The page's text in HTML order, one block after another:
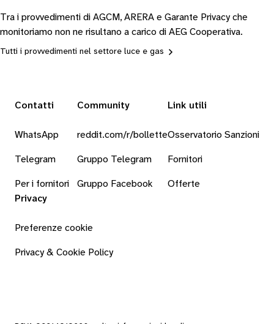
Tra i provvedimenti di AGCM, ARERA e Garante Privacy che
monitoriamo non ne risultano a carico di AEG Cooperativa.
Tutti i provvedimenti nel settore luce e gas
Contatti
WhatsApp
Telegram
Per i fornitori
Community
reddit.com/r/bollette
Gruppo Telegram
Gruppo Facebook
Link utili
Osservatorio Sanzioni
Fornitori
Offerte
Privacy
Preferenze cookie
Privacy & Cookie Policy